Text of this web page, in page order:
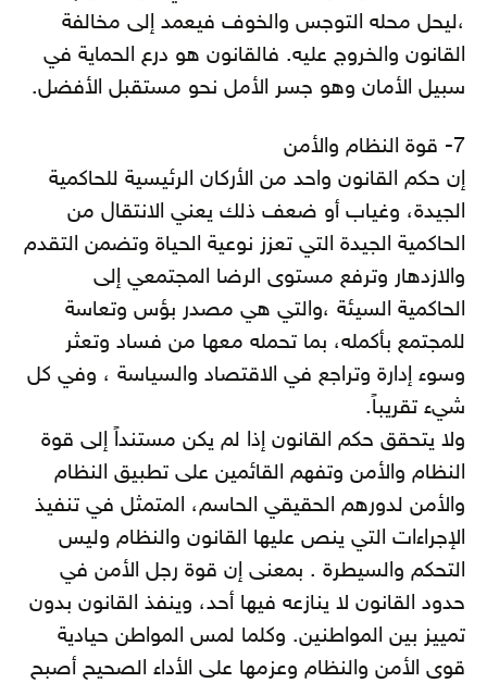
،ليحل محله التوجس والخوف فيعمد إلى مخالفة
القانون والخروج عليه. فالقانون هو درع الحماية في
سبيل الأمان وهو جسر الأمل نحو مستقبل الأفضل.
7- قوة النظام والأمن
إن حكم القانون واحد من الأركان الرئيسية للحاكمية
الجيدة، وغياب أو ضعف ذلك يعني الانتقال من
الحاكمية الجيدة التي تعزز نوعية الحياة وتضمن التقدم
والازدهار وترفع مستوى الرضا المجتمعي إلى
الحاكمية السيئة ،والتي هي مصدر بؤس وتعاسة
للمجتمع بأكمله، بما تحمله معها من فساد وتعثر
وسوء إدارة وتراجع في الاقتصاد والسياسة ، وفي كل
شيء تقريباً.
ولا يتحقق حكم القانون إذا لم يكن مستنداً إلى قوة
النظام والأمن وتفهم القائمين على تطبيق النظام
والأمن لدورهم الحقيقي الحاسم، المتمثل في تنفيذ
الإجراءات التي ينص عليها القانون والنظام وليس
التحكم والسيطرة . بمعنى إن قوة رجل الأمن في
حدود القانون لا ينازعه فيها أحد، وينفذ القانون بدون
تمييز بين المواطنين. وكلما لمس المواطن حيادية
قوى الأمن والنظام وعزمها على الأداء الصحيح أصبح